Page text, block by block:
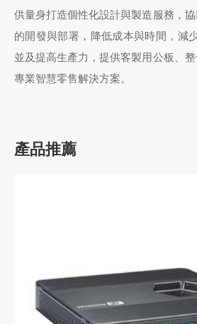
供量身打造個性化設計與製造服務，
的開發與部署，降低成本與時間，減
並及提高生產力，提供客製用公板、
專業智慧零售解決方案。
產品推薦